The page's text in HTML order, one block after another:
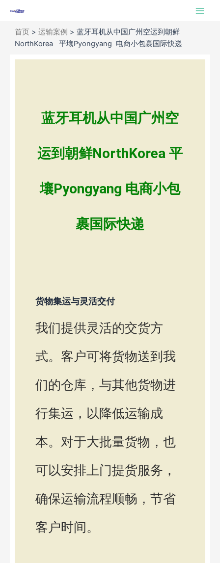
Main
首页 > 运输案例 > 蓝牙耳机从中国广州空运到朝鲜
NorthKorea 平壤Pyongyang 电商小包裹国际快递
蓝牙耳机从中国广州空
运到朝鲜NorthKorea 平
壤Pyongyang 电商小包
裹国际快递
货物集运与灵活交付
我们提供灵活的交货方
式。客户可将货物送到我
们的仓库，与其他货物进
行集运，以降低运输成
本。对于大批量货物，也
可以安排上门提货服务，
确保运输流程顺畅，节省
客户时间。